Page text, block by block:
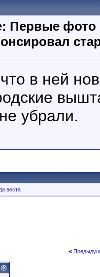
Первые
в ней
убрали.
веста
«